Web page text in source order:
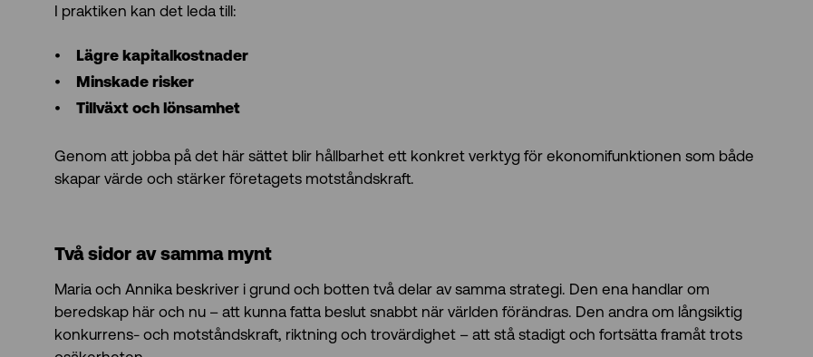
I praktiken kan det leda till:
Lägre kapitalkostnader
Minskade risker
Tillväxt och lönsamhet
Genom att jobba på det här sättet blir hållbarhet ett konkret verktyg för ekonomifunktionen som både
skapar värde och stärker företagets motståndskraft.
Två sidor av samma mynt
Maria och Annika beskriver i grund och botten två delar av samma strategi. Den ena handlar om
beredskap här och nu – att kunna fatta beslut snabbt när världen förändras. Den andra om långsiktig
konkurrens- och motståndskraft, riktning och trovärdighet – att stå stadigt och fortsätta framåt trots